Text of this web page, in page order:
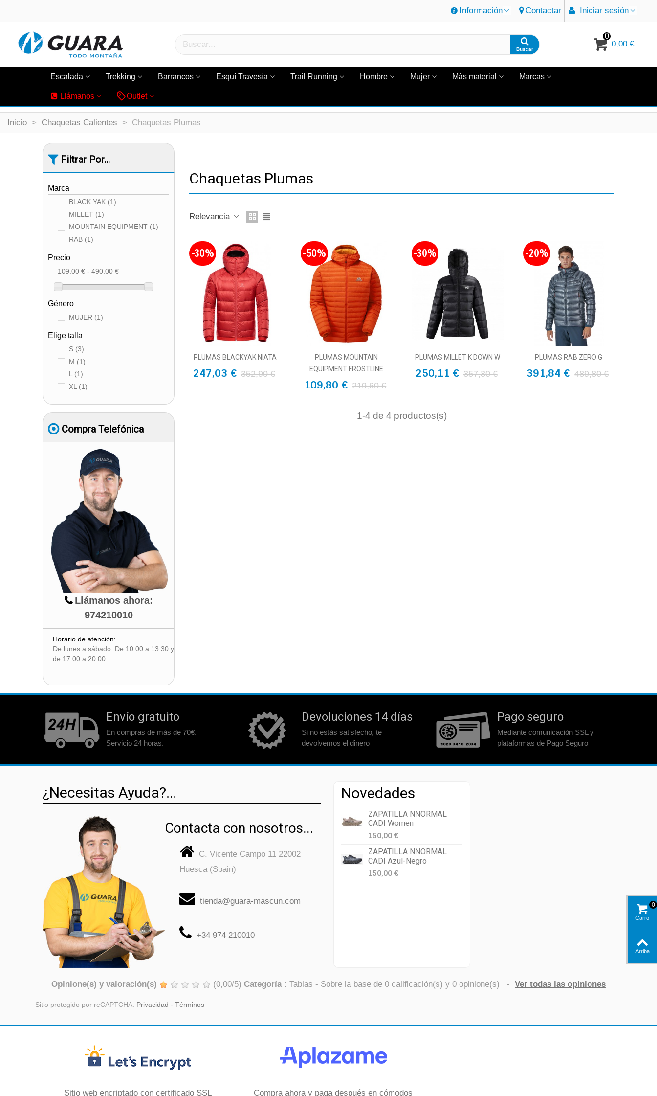
Información Contactar Iniciar sesión
Buscar
0
0,00 €
Escalada Trekking Barrancos Esquí Travesía Trail Running Hombre Mujer Más material Marcas
Llámanos Outlet
Inicio > Chaquetas Calientes > Chaquetas Plumas
Filtrar Por...
Marca
BLACK YAK (1)
MILLET (1)
MOUNTAIN EQUIPMENT (1)
RAB (1)
Precio
109,00 € - 490,00 €
Género
MUJER (1)
Elige talla
S (3)
M (1)
L (1)
XL (1)
Compra Telefónica
Llámanos ahora:
974210010
Horario de atención:
De lunes a sábado. De 10:00 a 13:30 y
de 17:00 a 20:00
Chaquetas Plumas
Relevancia
-30%
PLUMAS BLACKYAK NIATA
247,03 € 352,90 €
-50%
PLUMAS MOUNTAIN
EQUIPMENT FROSTLINE
109,80 € 219,60 €
-30%
PLUMAS MILLET K DOWN W
250,11 € 357,30 €
-20%
PLUMAS RAB ZERO G
391,84 € 489,80 €
1-4 de 4 productos(s)
Envío gratuito
En compras de más de 70€.
Servicio 24 horas.
Devoluciones 14 días
Si no estás satisfecho, te
devolvemos el dinero
Pago seguro
Mediante comunicación SSL y
plataformas de Pago Seguro
¿Necesitas Ayuda?...
Contacta con nosotros...
C. Vicente Campo 11 22002
Huesca (Spain)
tienda@guara-mascun.com
+34 974 210010
Novedades
ZAPATILLA NNORMAL
CADI Women
150,00 €
ZAPATILLA NNORMAL
CADI Azul-Negro
150,00 €
Opinione(s) y valoración(s) (0,00/5) Categoría : Tablas - Sobre la base de 0 calificación(s) y 0 opinione(s) - Ver todas las opiniones
Sitio protegido por reCAPTCHA. Privacidad - Términos
Sitio web encriptado con certificado SSL Compra ahora y paga después en cómodos
Carro
0
Arriba